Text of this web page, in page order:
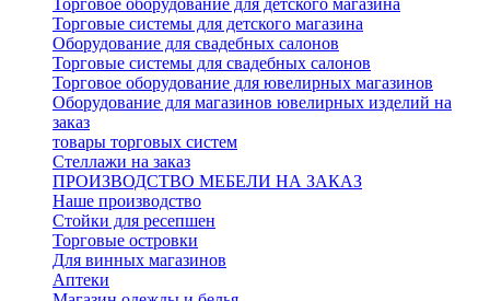
Торговое оборудование для детского магазина
Торговые системы для детского магазина
Оборудование для свадебных салонов
Торговые системы для свадебных салонов
Торговое оборудование для ювелирных магазинов
Оборудование для магазинов ювелирных изделий на
заказ
товары торговых систем
Стеллажи на заказ
ПРОИЗВОДСТВО МЕБЕЛИ НА ЗАКАЗ
Наше производство
Стойки для ресепшен
Торговые островки
Для винных магазинов
Аптеки